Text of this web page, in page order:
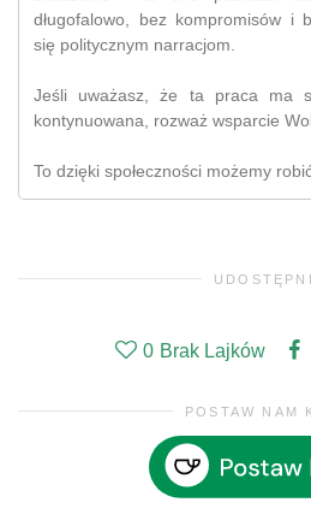
długofalowo, bez kompromisów i
się politycznym narracjom.
Jeśli uważasz, że ta praca ma
kontynuowana, rozważ wsparcie
To dzięki społeczności możemy
0 Brak Lajków
POSTAW NAM